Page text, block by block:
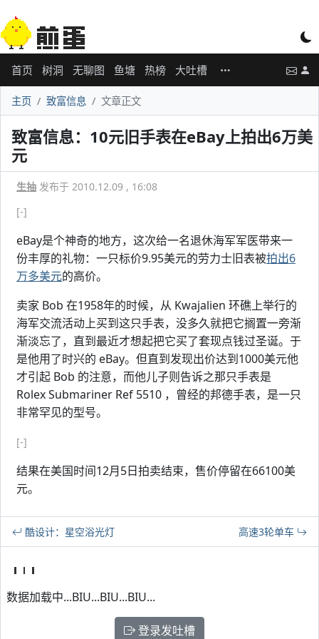
首页 树洞 无聊图 鱼塘 热榜 大吐槽
主页 致富信息 文章正文
致富信息：10元旧手表在eBay上拍出6万美
元
生抽 发布于 2010.12.09 , 16:08
[-]
eBay是个神奇的地方，这次给一名退休海军军医带来一
份丰厚的礼物：一只标价9.95美元的劳力士旧表被拍出6
万多美元的高价。
卖家 Bob 在1958年的时候，从 Kwajalien 环礁上举行的
海军交流活动上买到这只手表，没多久就把它搁置一旁渐
渐淡忘了，直到最近才想起把它买了套现点钱过圣诞。于
是他用了时兴的 eBay。但直到发现出价达到1000美元他
才引起 Bob 的注意，而他儿子则告诉之那只手表是
Rolex Submariner Ref 5510 ，曾经的邦德手表，是一只
非常罕见的型号。
[-]
结果在美国时间12月5日拍卖结束，售价停留在66100美
元。
酷设计：星空浴光灯 高速3轮单车
数据加载中...BIU...BIU...BIU...
登录发吐槽